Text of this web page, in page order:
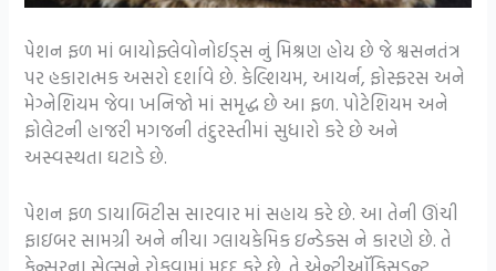
પેશન ફળ માં બાયોફ્લેવોનોઈડ્સ નું મિશ્રણ હોય છે જે શ્વસનતંત્ર
પર હકારાત્મક અસરો દર્શાવે છે. કેલ્શિયમ, આયર્ન, ફોસ્ફરસ અને
મેગ્નેશિયમ જેવા ખનિજો માં સમૃદ્ધ છે આ ફળ. પોટેશિયમ અને
ફોલેટની હાજરી મગજની તંદુરસ્તીમાં સુધારો કરે છે અને
અસ્વસ્થતા ઘટાડે છે.
પેશન ફળ ડાયાબિટીસ સારવાર માં સહાય કરે છે. આ તેની ઊંચી
ફાઇબર સામગ્રી અને નીચા ગ્લાયકેમિક ઇન્ડેક્સ ને કારણે છે. તે